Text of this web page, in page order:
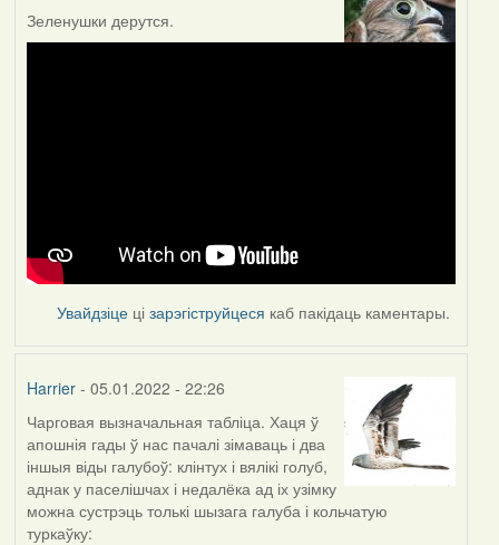
Зеленушки дерутся.
Увайдзіце цізарэгіструйцеся каб пакідаць каментары.
Harrier- 05.01.2022 - 22:26
Чарговая вызначальная табліца. Хаця ў
апошнія гады ў нас пачалі зімаваць і два
іншыя віды галубоў: клінтух і вялікі голуб,
аднак у паселішчах і недалёка ад іх узімку
можна сустрэць толькі шызага галуба і кольчатую
туркаўку: